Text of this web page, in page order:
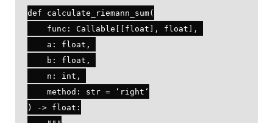
def calculate_riemann_sum(
) -> float: